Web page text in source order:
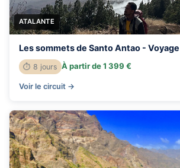
ATALANTE
Les sommets de Santo Antao -
⏱ 8 jours À partir de 1 399 €
Voir le circuit →